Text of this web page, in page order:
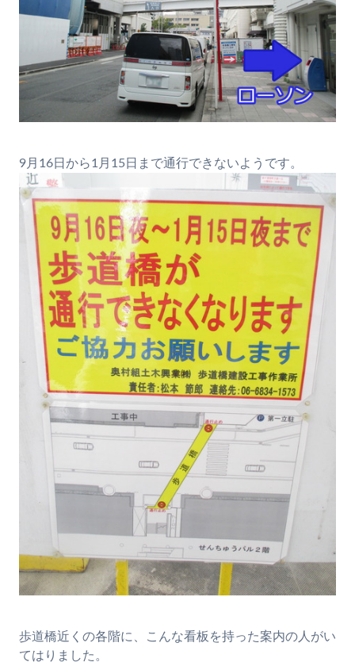
9月16日から1月15日まで通行できないようです。
歩道橋近くの各階に、こんな看板を持った案内の人がい
てはりました。